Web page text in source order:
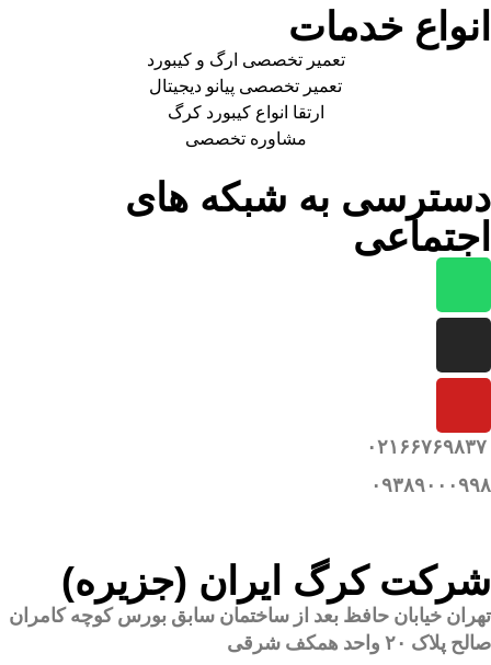
انواع خدمات
تعمیر تخصصی ارگ و کیبورد
تعمیر تخصصی پیانو دیجیتال
ارتقا انواع کیبورد کرگ
مشاوره تخصصی
دسترسی به شبکه های
اجتماعی
۰۹۳۸۹۰۰۰۹۹۸
شرکت کرگ ایران (جزیره)
تهران خیابان حافظ بعد از ساختمان سابق بورس کوچه کامران
صالح پلاک ۲۰ واحد همکف شرقی